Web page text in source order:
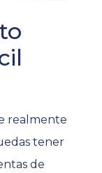
realmente
tener
de